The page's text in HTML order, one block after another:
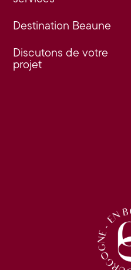
Destination Beaune
Discutons de votre
projet